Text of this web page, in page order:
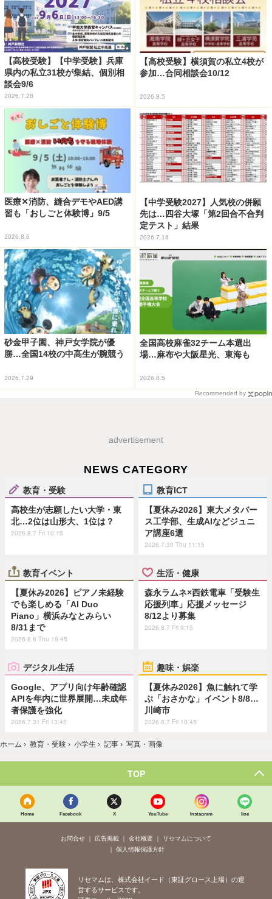
【高校受験】【中学受験】兵庫
県内の私立31校が集結、個別相
談会9/6
2026.7.28
【高校受験】横須賀の私立4校が
参加…合同相談会10/12
2026.8.5
医療✕消防、縫合デモやAED講
習も「おしごと体験博」9/5
2026.8.6
【中学受験2027】人気校の併願
先は…四谷大塚「第2回合不合判
定テスト」結果
2026.7.16
砂金甲子園、神戸女学院が優
勝…全国14校の中高生が腕競う
2026.7.29
全国高校麻雀32チーム本選出
場…麻布や大阪星光、東海も
2026.8.5
Recommended by
advertisement
NEWS CATEGORY
教育・受験
高校生が志願したい大学・東
北…2位は山形大、1位は？
2026.8.7 Fri 10:15
教育ICT
【夏休み2026】東大メタバー
ス工学部、生成AIなどジュニ
ア講座6選
2026.7.30 Thu 11:15
教育イベント
【夏休み2026】ピアノ未経験
でも楽しめる「AI Duo
Piano」横浜みなとみらい
8/31まで
2026.8.6 Thu 19:45
生活・健康
森永ラムネ×西鉄電車「受験生
応援列車」応援メッセージ
8/12より募集
2026.8.7 Fri 9:15
デジタル生活
Google、アプリ向け年齢確認
APIを年内に世界展開…未成年
者保護を強化
2026.7.31 Fri 13:45
趣味・娯楽
【夏休み2026】魚に触れて学
ぶ「おさかな」イベント8/8…
川崎市
2026.8.7 Fri 10:45
ホーム › 教育・受験 › 小学生 › 記事 › 写真・画像
TOP
Home Facebook X YouTube Instagram line
お問合せ 広告掲載 会社概要
リセマムについて
個人情報保護方針
リセマムは、株式会社イード（東証グロース上場）の運
営するサービスです。